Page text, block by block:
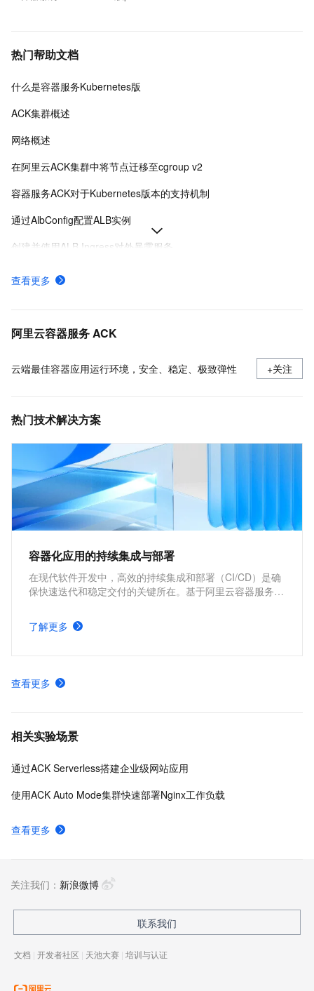
热门帮助文档
什么是容器服务Kubernetes版
ACK集群概述
网络概述
在阿里云ACK集群中将节点迁移至cgroup v2
容器服务ACK对于Kubernetes版本的支持机制
通过AlbConfig配置ALB实例
创建并使用ALB Ingress对外暴露服务
Ingress概述
采集ACK集群容器日志（DaemonSet方式部署日志采集）
查看更多
阿里云容器服务 ACK
云端最佳容器应用运行环境，安全、稳定、极致弹性 +关注
热门技术解决方案
容器化应用的持续集成与部署
在现代软件开发中，高效的持续集成和部署（CI/CD）是确
保快速迭代和稳定交付的关键所在。基于阿里云容器服务
方案，能够为企业提供从代码构建到应用部署的全流程自动
化支持，显著提升开发效率和交付质量。
了解更多
查看更多
相关实验场景
通过ACK Serverless搭建企业级网站应用
使用ACK Auto Mode集群快速部署Nginx工作负载
查看更多
关注我们： 新浪微博
联系我们
文档 | 开发者社区 | 天池大赛 | 培训与认证